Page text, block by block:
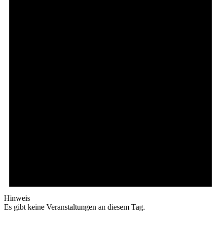
Hinweis
Es gibt keine Veranstaltungen an diesem Tag.